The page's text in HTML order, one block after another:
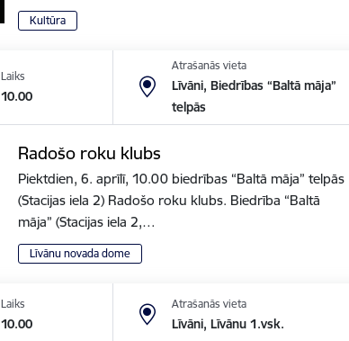
Kultūra
Laiks
10.00
Atrašanās vieta
Līvāni, Biedrības “Baltā māja”
telpās
Radošo roku klubs
Piektdien, 6. aprīlī, 10.00 biedrības “Baltā māja” telpās
(Stacijas iela 2) Radošo roku klubs. Biedrība “Baltā
māja” (Stacijas iela 2,…
Līvānu novada dome
Laiks
10.00
Atrašanās vieta
Līvāni, Līvānu 1.vsk.